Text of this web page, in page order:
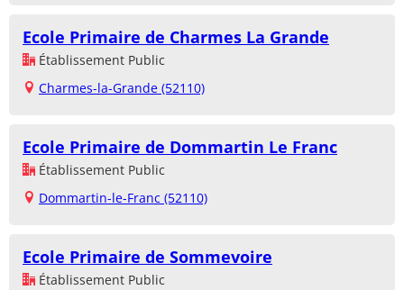
Ecole Primaire de Charmes La Grande
Établissement Public
Charmes-la-Grande (52110)
Ecole Primaire de Dommartin Le Franc
Établissement Public
Dommartin-le-Franc (52110)
Ecole Primaire de Sommevoire
Établissement Public